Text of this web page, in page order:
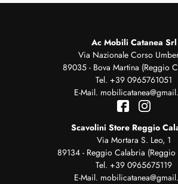
Ac Mobili Catanea Srl
Via Nazionale Corso
89035 - Bova Martina (Reggio
Tel. +39 0965761051
E-Mail.
Scavolini Store Reggio
Via Mortara S. Leo, 1
89134 - Reggio Calabria (Reggio
Tel. +39 0965675119
E-Mail.